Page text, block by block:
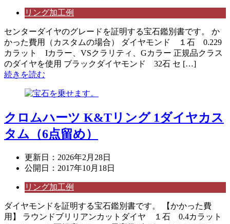
リング加工例
センターダイヤのグレードを証明する宝石鑑別書です。 か
かった費用（カスタムの場合） ダイヤモンド １石 0.229
カラット Iカラー、VSクラリティ、Gカラー 正規品クラス
のダイヤを使用 ブラックダイヤモンド 32石 セ […]
続きを読む
クロムハーツ K&Tリング 1ダイヤカス
タム（6点留め）
更新日： 2026年2月28日
公開日： 2017年10月18日
リング加工例
ダイヤモンドを証明する宝石鑑別書です。 【かかった費
用】 ラウンドブリリアンカットダイヤ １石 0.4カラット